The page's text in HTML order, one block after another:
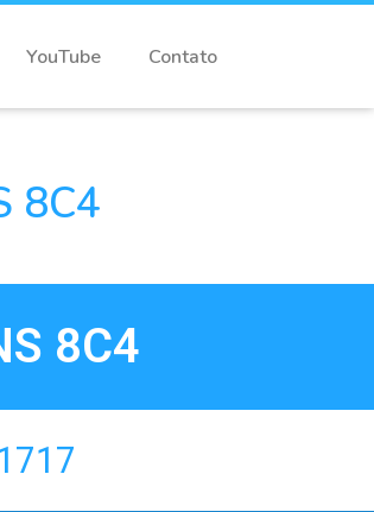
YouTube Contato
8C4
8C4